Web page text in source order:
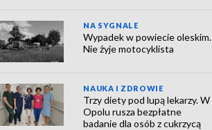
NA SYGNALE
Wypadek w powiecie oleskim.
Nie żyje motocyklista
NAUKA I ZDROWIE
Trzy diety pod lupą lekarzy. W
Opolu rusza bezpłatne
badanie dla osób z cukrzycą